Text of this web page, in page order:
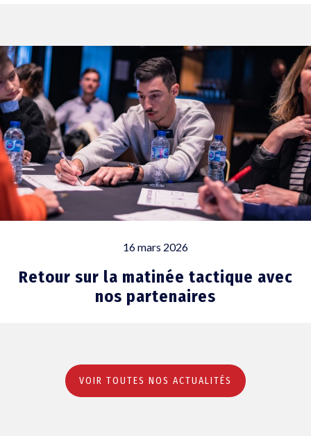
16 mars 2026
Retour sur la matinée tactique avec
nos partenaires
VOIR TOUTES NOS ACTUALITÉS